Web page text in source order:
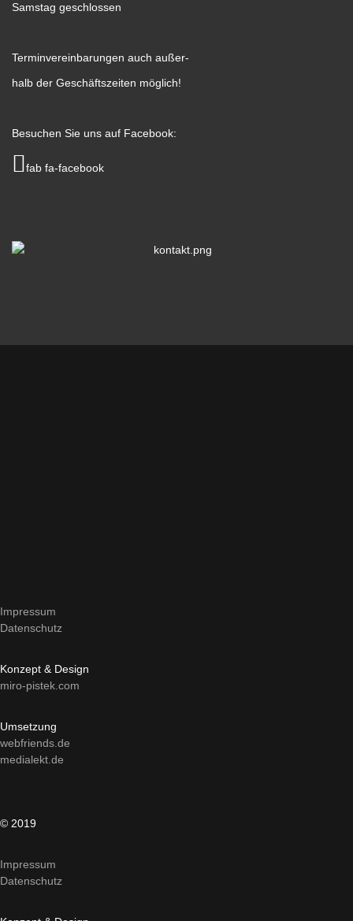
Samstag geschlossen
Terminvereinbarungen auch außer-
halb der Geschäftszeiten möglich!
Besuchen Sie uns auf Facebook:
fab fa-facebook
Impressum
Datenschutz
Konzept & Design
miro-pistek.com
Umsetzung
webfriends.de
medialekt.de
© 2019
Impressum
Datenschutz